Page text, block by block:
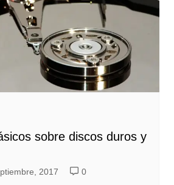
sobre discos duros y
2017 0